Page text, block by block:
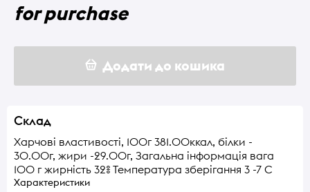
for purchase
Додати до кошика
Склад
Харчові властивості, 100г 381.00ккал, білки -
30.00г, жири -29.00г, Загальна інформація вага
100 г жирність 32% Температура зберігання 3 -7 С
Характеристики